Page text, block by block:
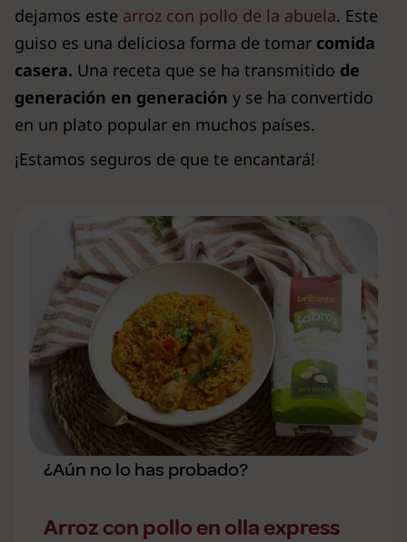
dejamos este arroz con pollo de la abuela. Este
guiso es una deliciosa forma de tomar comida
casera. Una receta que se ha transmitido de
generación en generación y se ha convertido
en un plato popular en muchos países.
¡Estamos seguros de que te encantará!
¿Aún no lo has probado?
Arroz con pollo en olla express